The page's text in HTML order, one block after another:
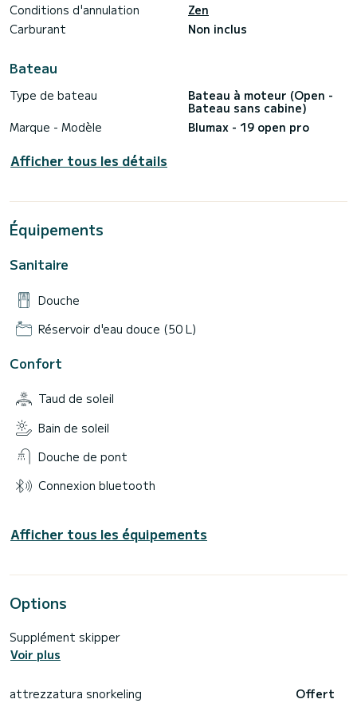
Conditions d'annulation
Zen
Carburant
Non inclus
Bateau
Type de bateau
Bateau à moteur (Open -
Bateau sans cabine)
Marque - Modèle
Blumax - 19 open pro
Afficher tous les détails
Équipements
Sanitaire
Douche
Réservoir d'eau douce (50 L)
Confort
Taud de soleil
Bain de soleil
Douche de pont
Connexion bluetooth
Afficher tous les équipements
Options
Supplément skipper
Voir plus
attrezzatura snorkeling Offert